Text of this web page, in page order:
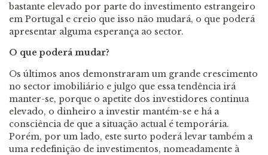
bastante elevado por parte do investimento estrangeiro
em Portugal e creio que isso não mudará, o que poderá
apresentar alguma esperança ao sector.
O que poderá mudar?
Os últimos anos demonstraram um grande crescimento
no sector imobiliário e julgo que essa tendência irá
manter-se, porque o apetite dos investidores continua
elevado, o dinheiro a investir mantém-se e há a
consciência de que a situação actual é temporária.
Porém, por um lado, este surto poderá levar também a
uma redefinição de investimentos, nomeadamente à